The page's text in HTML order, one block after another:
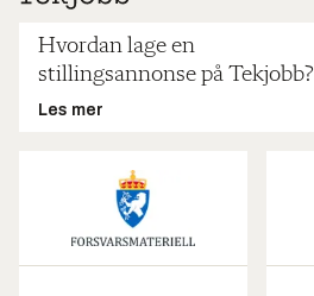
Hvordan lage en
stillingsannonse på Tekjobb?
Les mer